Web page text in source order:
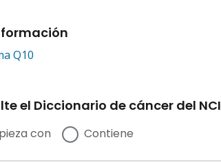
Q10
el Diccionario de cáncer del NCI
con Contiene